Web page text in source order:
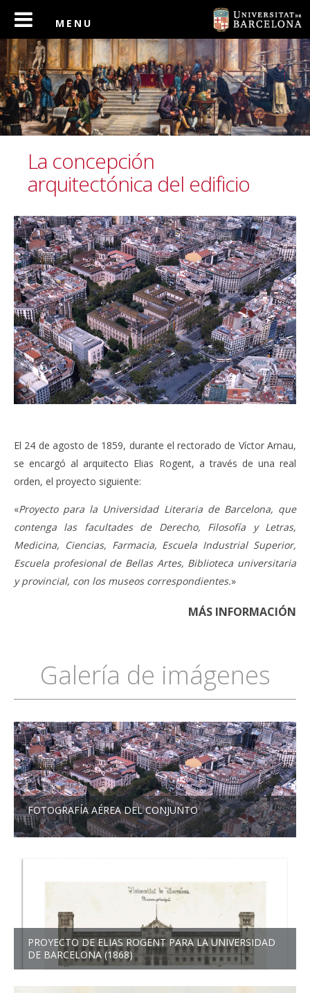
La concepción
arquitectónica del edificio
El 24 de agosto de 1859, durante el rectorado de Víctor Arnau,
se encargó al arquitecto Elias Rogent, a través de una real
orden, el proyecto siguiente:
«Proyecto para la Universidad Literaria de Barcelona, que
contenga las facultades de Derecho, Filosofía y Letras,
Medicina, Ciencias, Farmacia, Escuela Industrial Superior,
Escuela profesional de Bellas Artes, Biblioteca universitaria
y provincial, con los museos correspondientes.»
MÁS INFORMACIÓN
Galería de imágenes
FOTOGRAFÍA AÉREA DEL CONJUNTO
PROYECTO DE ELIAS ROGENT PARA LA UNIVERSIDAD
DE BARCELONA (1868)